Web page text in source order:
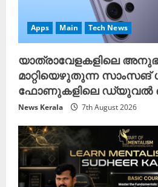
Apps Main Tech News
യാത്രാവേളകളിലെ
മാറ്റിയെഴുതുന്ന സാംസങ്
ഫോണുകളിലെ ഡ്യുവൽ
News Kerala 7th August 2026